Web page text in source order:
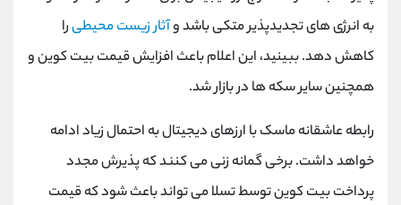
به انرژی های تجدیدپذیر متکی باشد وآثار زیست محیطیرا
کاهش دهد. ببینید، این اعلام باعث افزایش قیمت بیت کوین و
همچنین سایر سکه ها در بازار شد.
رابطه عاشقانه ماسک با ارزهای دیجیتال به احتمال زیاد ادامه
خواهد داشت. برخی گمانه زنی می کنند که پذیرش مجدد
پرداخت بیت کوین توسط تسلا می تواند باعث شود که قیمت